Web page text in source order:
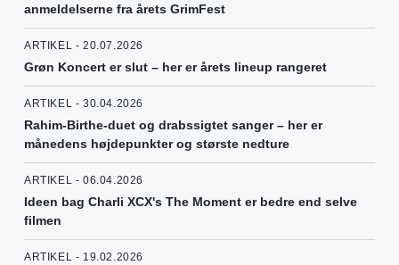
anmeldelserne fra årets GrimFest
ARTIKEL - 20.07.2026
Grøn Koncert er slut – her er årets lineup rangeret
ARTIKEL - 30.04.2026
Rahim-Birthe-duet og drabssigtet sanger – her er
månedens højdepunkter og største nedture
ARTIKEL - 06.04.2026
Ideen bag Charli XCX's The Moment er bedre end selve
filmen
ARTIKEL - 19.02.2026